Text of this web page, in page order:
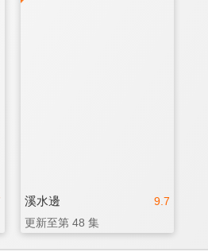
9.7
溪水邊
更新至第 48 集